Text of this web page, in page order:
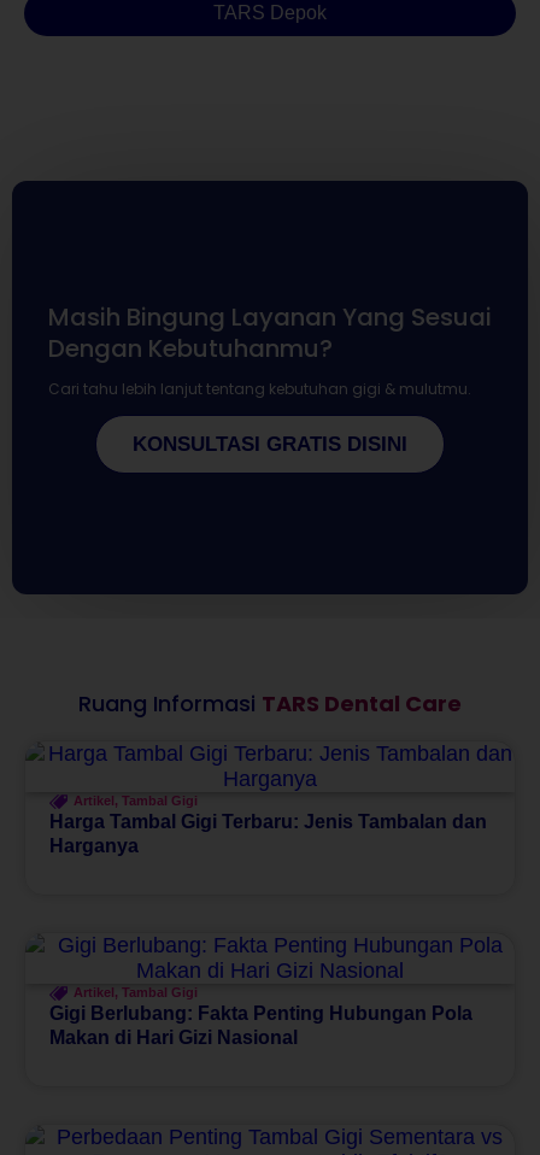
TARS Depok
Masih Bingung Layanan Yang Sesuai
Dengan Kebutuhanmu?
Cari tahu lebih lanjut tentang kebutuhan gigi & mulutmu.
KONSULTASI GRATIS DISINI
Ruang Informasi TARS Dental Care
Artikel, Tambal Gigi
Harga Tambal Gigi Terbaru: Jenis Tambalan dan
Harganya
Artikel, Tambal Gigi
Gigi Berlubang: Fakta Penting Hubungan Pola
Makan di Hari Gizi Nasional